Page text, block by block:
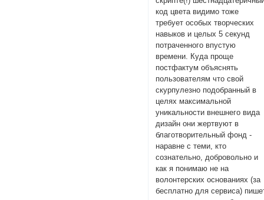
код цвета видимо тоже
требует особых творческих
навыков и целых 5 секунд
потраченного впустую
времени. Куда проще
постфактум объяснять
пользователям что свой
скурпулезно подобранный в
целях максимальной
уникальности внешнего вида
дизайн они жертвуют в
благотворительный фонд -
наравне с теми, кто
сознательно, добровольно и
как я понимаю не на
волонтерских основаниях (за
бесплатно для сервиса)